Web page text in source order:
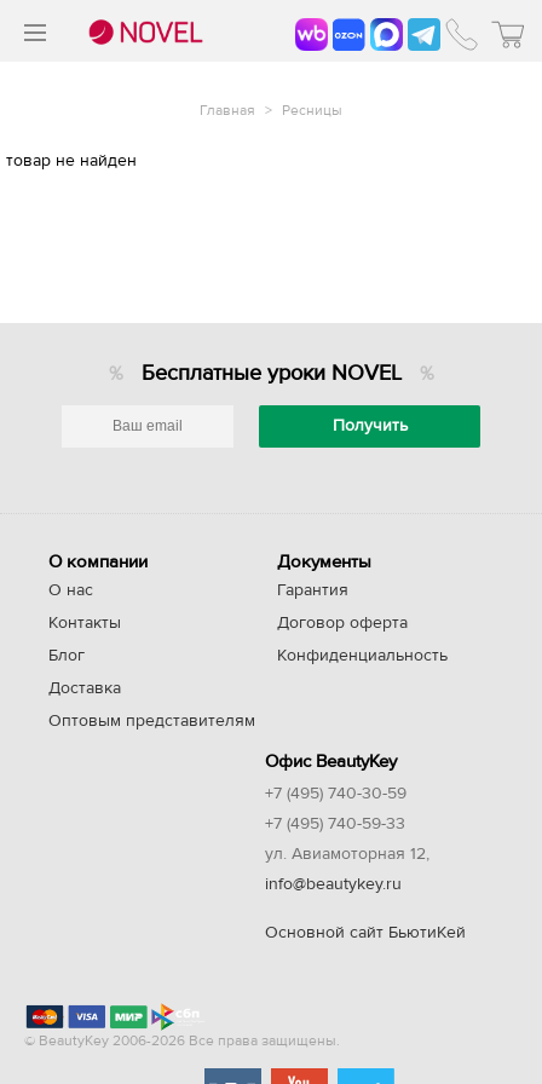
Главная > Ресницы
товар не найден
Бесплатные уроки NOVEL
О компании
О нас
Контакты
Блог
Доставка
Оптовым представителям
Документы
Гарантия
Договор оферта
Конфиденциальность
Офис BeautyKey
+7 (495) 740-30-59
+7 (495) 740-59-33
ул. Авиамоторная 12,
info@beautykey.ru
Основной сайт БьютиКей
© BeautyKey 2006-2026 Все права защищены.